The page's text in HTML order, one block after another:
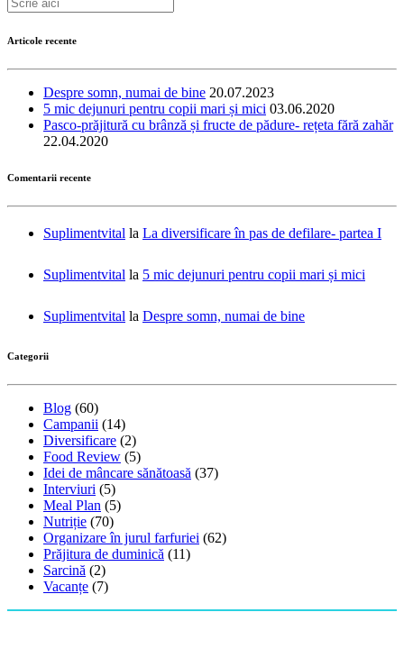
Articole recente
Despre somn, numai de bine 20.07.2023
5 mic dejunuri pentru copii mari și mici 03.06.2020
Pasco-prăjitură cu brânză și fructe de pădure- rețeta fără zahăr
22.04.2020
Comentarii recente
Suplimentvital la La diversificare în pas de defilare- partea I
Suplimentvital la 5 mic dejunuri pentru copii mari și mici
Suplimentvital la Despre somn, numai de bine
Categorii
Blog (60)
Campanii (14)
Diversificare (2)
Food Review (5)
Idei de mâncare sănătoasă (37)
Interviuri (5)
Meal Plan (5)
Nutriție (70)
Organizare în jurul farfuriei (62)
Prăjitura de duminică (11)
Sarcină (2)
Vacanțe (7)